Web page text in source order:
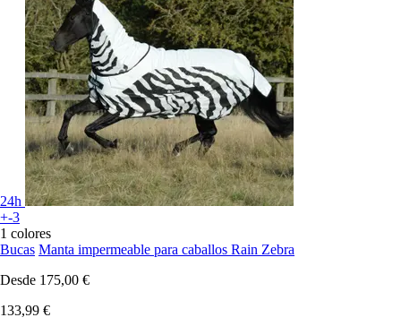
24h
+-3
1 colores
Bucas Manta impermeable para caballos Rain Zebra
Desde 175,00 €
133,99 €